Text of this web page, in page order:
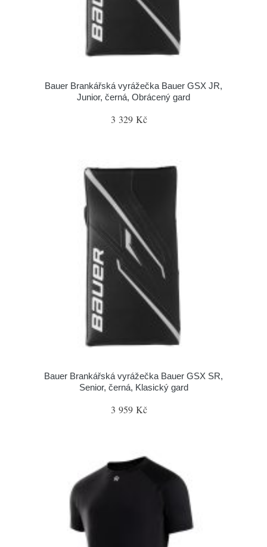
Bauer Brankářská vyrážečka Bauer GSX JR,
Junior, černá, Obrácený gard
3 329 Kč
Bauer Brankářská vyrážečka Bauer GSX SR,
Senior, černá, Klasický gard
3 959 Kč